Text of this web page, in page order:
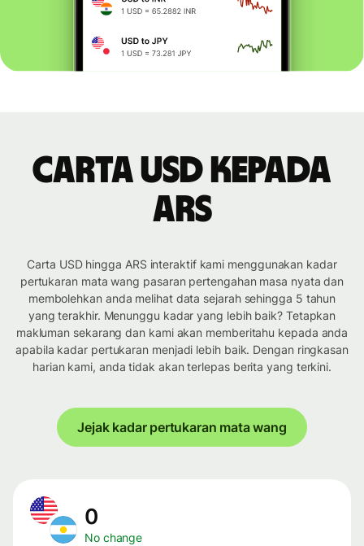
Carta USD kepada
ARS
Carta USD hingga ARS interaktif kami menggunakan kadar
pertukaran mata wang pasaran pertengahan masa nyata dan
membolehkan anda melihat data sejarah sehingga 5 tahun
yang terakhir. Menunggu kadar yang lebih baik? Tetapkan
makluman sekarang dan kami akan memberitahu kepada anda
apabila kadar pertukaran menjadi lebih baik. Dengan ringkasan
harian kami, anda tidak akan terlepas berita yang terkini.
Jejak kadar pertukaran mata wang
0
No change